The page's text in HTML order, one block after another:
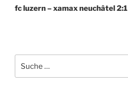
Beitrag
fc luzern – xamax neuchâtel 2:1
nach: